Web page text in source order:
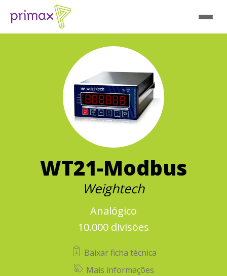
WT21-Modbus
Weightech
Analógico
10.000 divisões
Baixar ficha técnica
Mais informações